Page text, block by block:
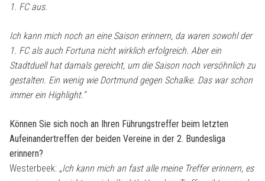
1. FC aus.
Ich kann mich noch an eine Saison erinnern, da waren sowohl der
1. FC als auch Fortuna nicht wirklich erfolgreich. Aber ein
Stadtduell hat damals gereicht, um die Saison noch versöhnlich zu
gestalten. Ein wenig wie Dortmund gegen Schalke. Das war schon
immer ein Highlight.“
Können Sie sich noch an Ihren Führungstreffer beim letzten
Aufeinandertreffen der beiden Vereine in der 2. Bundesliga
erinnern?
Westerbeek: „Ich kann mich an fast alle meine Treffer erinnern, es